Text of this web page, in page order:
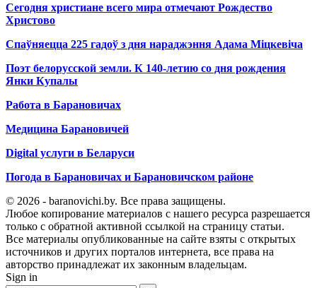
Сегодня христиане всего мира отмечают Рождество
Христово
Спаўняецца 225 гадоў з дня нараджэння Адама Міцкевіча
Поэт белорусской земли. К 140-летию со дня рождения
Янки Купалы
Работа в Барановичах
Медицина Барановичей
Digital услуги в Беларуси
Погода в Барановичах и Барановичском районе
© 2026 - baranovichi.by. Все права защищены.
Любое копирование материалов с нашего ресурса разрешается
только с обратной активной ссылкой на страницу статьи.
Все материалы опубликованные на сайте взяты с открытых
источников и других порталов интернета, все права на
авторство принадлежат их законным владельцам.
Sign in